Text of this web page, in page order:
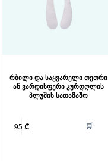
რბილი და საყვარელი თეთრი
ან ვარდისფერი კურდღლის
პლუშის სათამაშო
95 ₾ 🛒